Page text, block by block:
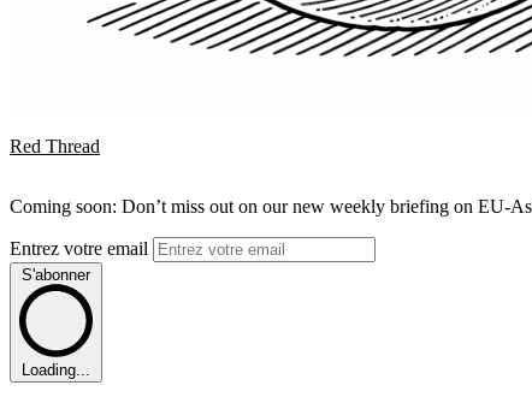
Red Thread
Coming soon: Don’t miss out on our new weekly briefing on EU-
Entrez votre email
S'abonner
Loading...